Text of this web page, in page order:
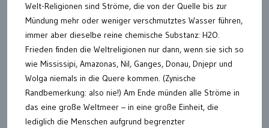
Welt-Religionen sind Ströme, die von der Quelle bis zur
Mündung mehr oder weniger verschmutztes Wasser führen,
immer aber dieselbe reine chemische Substanz: H2O.
Frieden finden die Weltreligionen nur dann, wenn sie sich so
wie Mississipi, Amazonas, Nil, Ganges, Donau, Dnjepr und
Wolga niemals in die Quere kommen. (Zynische
Randbemerkung: also nie!) Am Ende münden alle Ströme in
das eine große Weltmeer – in eine große Einheit, die
lediglich die Menschen aufgrund begrenzter